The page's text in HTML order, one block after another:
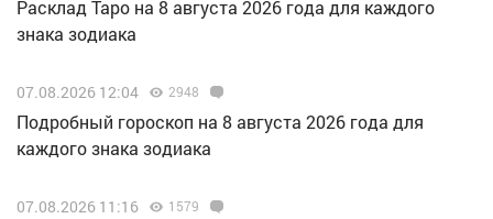
Расклад Таро на 8 августа 2026 года для каждого
знака зодиака
07.08.2026 12:04 2948
Подробный гороскоп на 8 августа 2026 года для
каждого знака зодиака
07.08.2026 11:16 1579